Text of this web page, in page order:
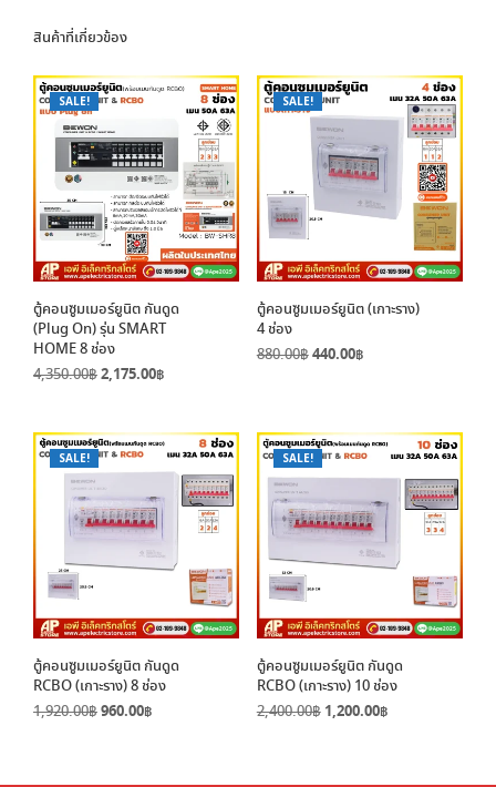
สินค้าที่เกี่ยวข้อง
SALE!
ตู้คอนซูมเมอร์ยูนิต กันดูด
(Plug On) รุ่น SMART
HOME 8 ช่อง
4,350.00฿Original
4,350.00฿.
2,175.00฿
2,175.00฿.
SALE!
ตู้คอนซูมเมอร์ยูนิต (เกาะราง)
4 ช่อง
880.00฿Original
440.00฿Current
SALE!
ตู้คอนซูมเมอร์ยูนิต กันดูด
RCBO (เกาะราง) 8 ช่อง
1,920.00฿Original
960.00฿
SALE!
ตู้คอนซูมเมอร์ยูนิต กันดูด
RCBO (เกาะราง) 10 ช่อง
2,400.00฿ Original
1,200.00฿Current